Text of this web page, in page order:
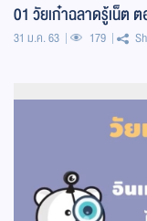
01 วัยเก๋าฉลาดรู้เน็ต
31 ม.ค. 63 179